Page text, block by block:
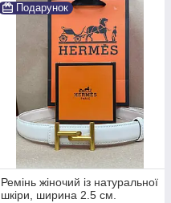
Подарунок
Ремінь жіночий із натуральної
шкіри, ширина 2.5 см.